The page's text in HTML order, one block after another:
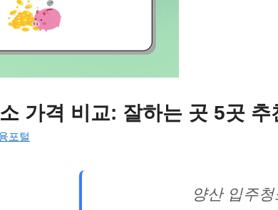
가격 비교: 잘하는 곳 5곳 추
포털
양산 입주